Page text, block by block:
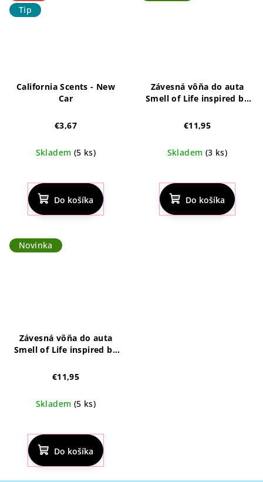
Tip
California Scents - New
Car
€3,67
Skladem (5 ks)
hodnotenie
produktu
je
4,8
Do košíka
Závesná vôňa do auta
Smell of Life inspired by
€11,95
Skladem (3 ks)
Do košíka
Novinka
Závesná vôňa do auta
Smell of Life inspired by
€11,95
Skladem (5 ks)
Do košíka